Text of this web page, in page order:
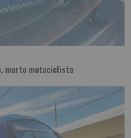
morto motociclista